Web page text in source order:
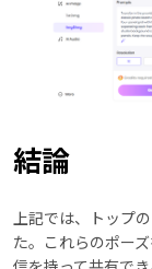
結論
上記では、トップ
た。これらのポー